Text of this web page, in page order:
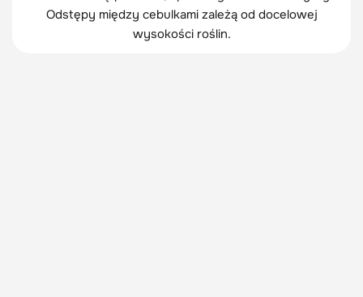
Odstępy między cebulkami zależą od docelowej
wysokości roślin.